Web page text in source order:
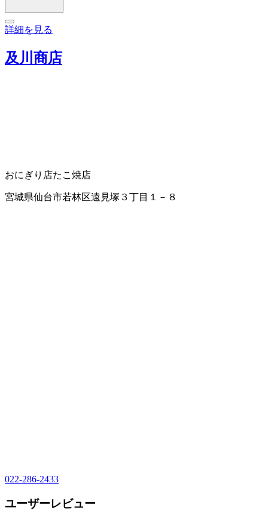
詳細を見る
及川商店
おにぎり店たこ焼店
宮城県仙台市若林区遠見塚３丁目１－８
022-286-2433
ユーザーレビュー